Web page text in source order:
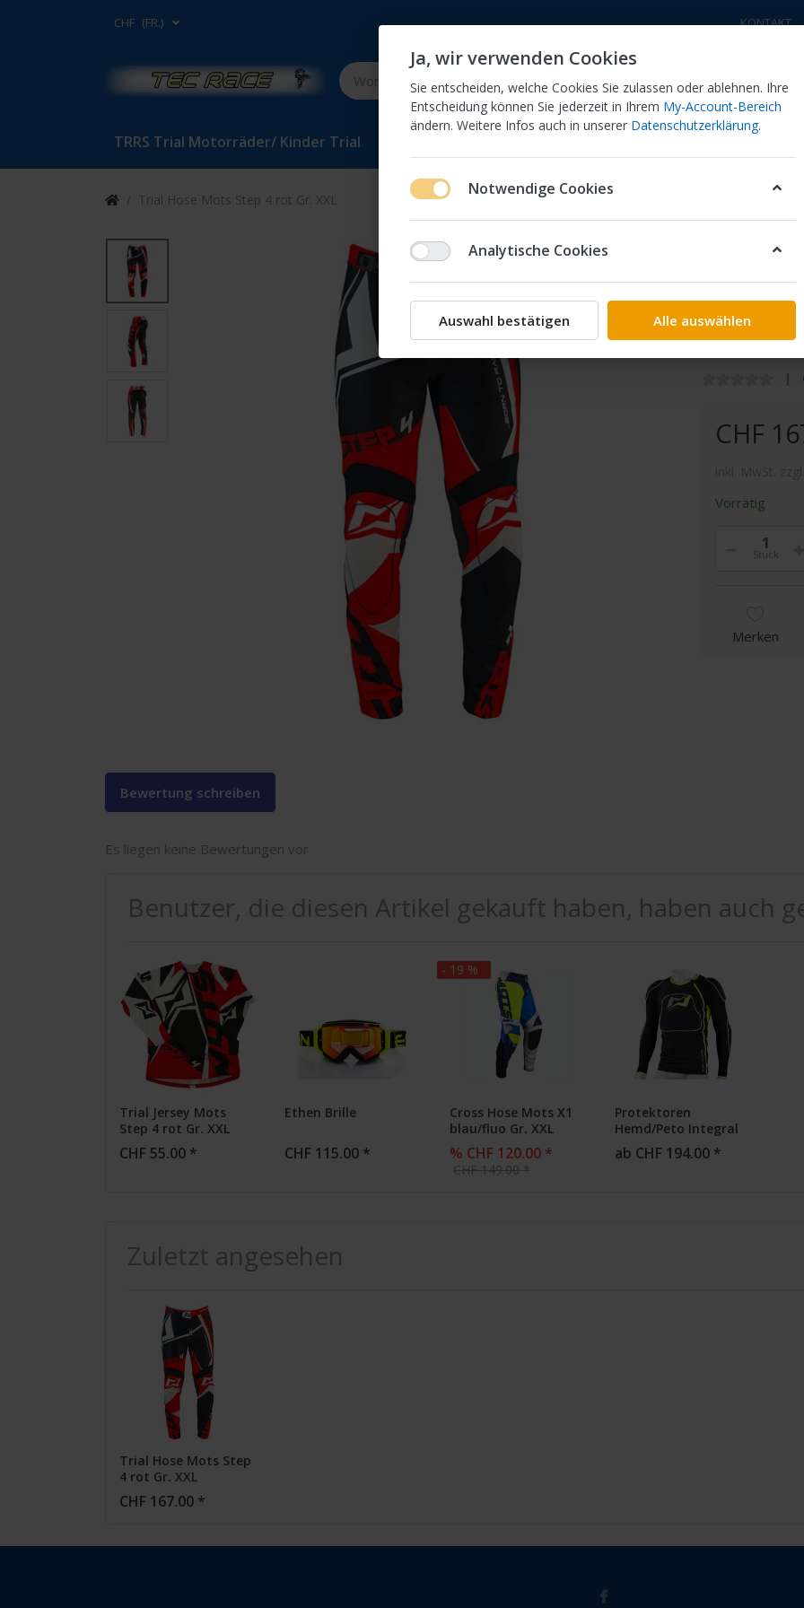
CHF (FR.) KONTAKT
TRRS Trial Motorräder/ Kinder Trial
Trial Hose Mots Step 4 rot Gr. XXL
Trial
XXL
Die Hosen
der Schoner
ist noch eine
CHF
Vorrätig
Stück
Merken
Bewertung schreiben
Es liegen keine Bewertungen vor
Benutzer, die diesen Artikel gekauft haben, haben auch
Trial Jersey Mots
Step 4 rot Gr. XXL
CHF 55.00 *
Ethen Brille
CHF 115.00 *
- 19 %
Cross Hose Mots X1
blau/fluo Gr. XXL
% CHF 120.00 *
CHF 149.00 *
Protektoren
Hemd/Peto Integral
MOTS SKIN PRO
ab CHF 194.00 *
Zuletzt angesehen
Trial Hose Mots Step
4 rot Gr. XXL
CHF 167.00 *
Ja, wir verwenden Cookies
Sie entscheiden, welche Cookies Sie zulassen oder ablehnen. Ihre
Entscheidung können Sie jederzeit in Ihrem My-Account-Bereich
ändern. Weitere Infos auch in unserer Datenschutzerklärung.
Notwendige Cookies
Analytische Cookies
Auswahl bestätigen Alle auswählen